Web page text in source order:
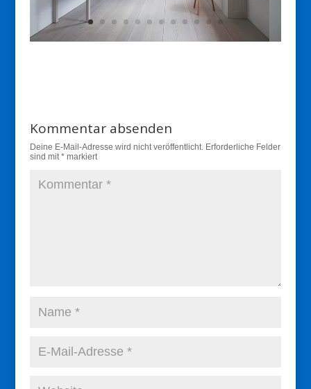
Kommentar absenden
Deine E-Mail-Adresse wird nicht veröffentlicht. Erforderliche Felder
sind mit*markiert